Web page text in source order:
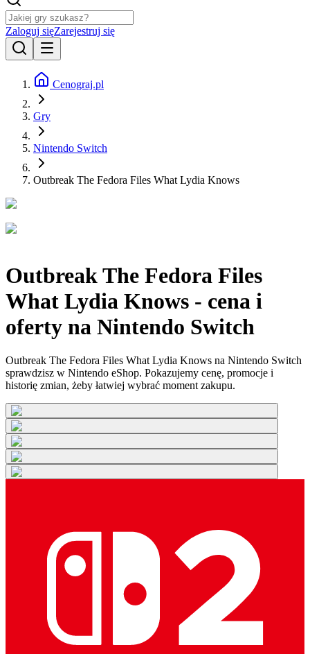
Zaloguj sięZarejestruj się
Cenograj.pl
Gry
Nintendo Switch
Outbreak The Fedora Files What Lydia Knows
Outbreak The Fedora Files
What Lydia Knows - cena i
oferty na Nintendo Switch
Outbreak The Fedora Files What Lydia Knows na Nintendo Switch
sprawdzisz w Nintendo eShop. Pokazujemy cenę, promocje i
historię zmian, żeby łatwiej wybrać moment zakupu.